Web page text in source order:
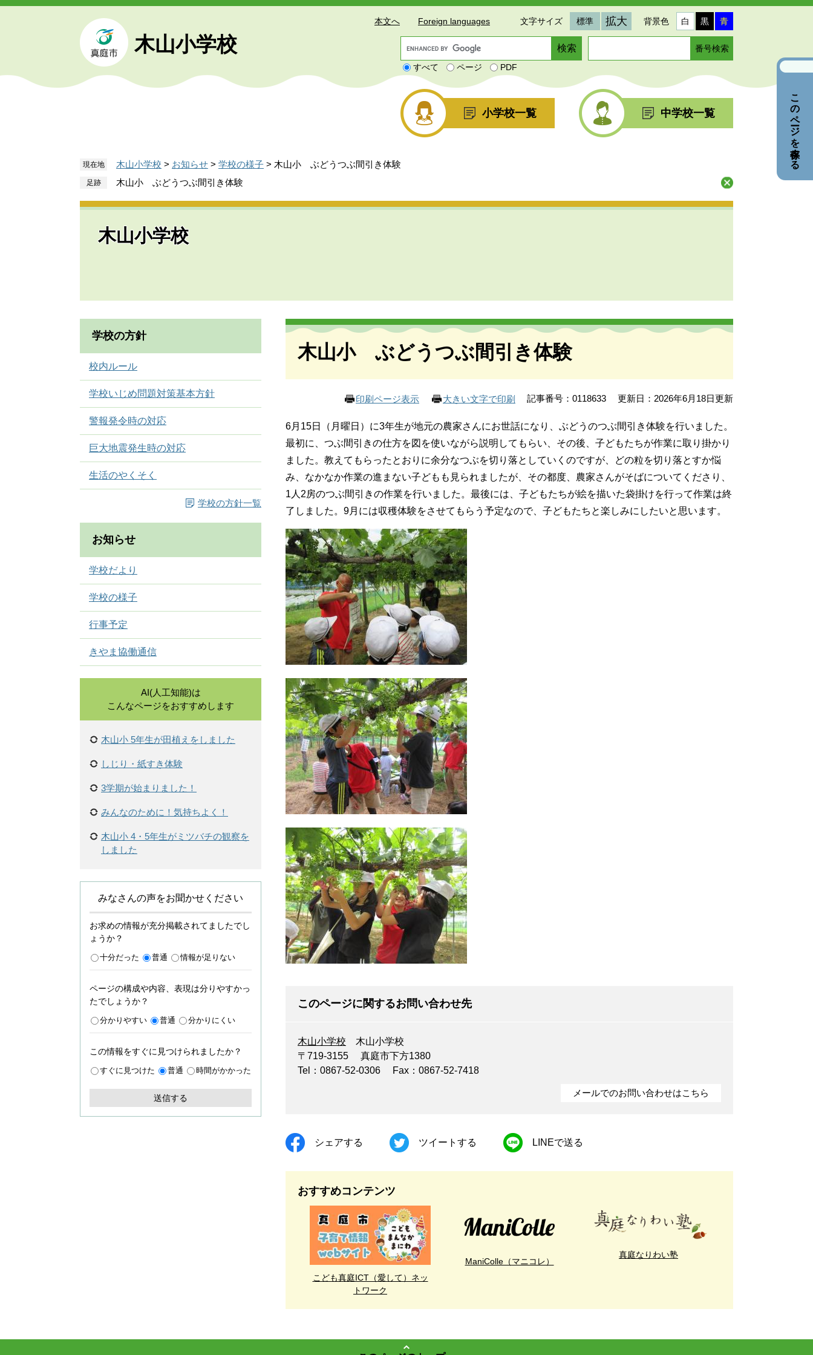
ペ
メ
木山小学校
本文へ Foreign languages 文字サイズ 標準 拡大 背景色 白 黒 青
o
e
カ
ス
すべて ページ PDF
番
号
入
力
小学校一覧 中学校一覧
現在地 木山小学校 > お知らせ > 学校の様子 > 木山小 ぶどうつぶ間引き体験
木山小 ぶどうつぶ間引き体験
木山小学校
本
木山小 ぶどうつぶ間引き体験
印刷ページ表示 大きい文字で印刷 記事番号：0118633 更新日：2026年6月18日更新
6月15日（月曜日）に3年生が地元の農家さんにお世話になり、ぶどうのつぶ間引き体験を行いました。
最初に、つぶ間引きの仕方を図を使いながら説明してもらい、その後、子どもたちが作業に取り掛かり
ました。教えてもらったとおりに余分なつぶを切り落としていくのですが、どの粒を切り落とすか悩
み、なかなか作業の進まない子どもも見られましたが、その都度、農家さんがそばについてくださり、
1人2房のつぶ間引きの作業を行いました。最後には、子どもたちが絵を描いた袋掛けを行って作業は終
了しました。9月には収穫体験をさせてもらう予定なので、子どもたちと楽しみにしたいと思います。
このページに関するお問い合わせ先
木山小学校
木山小学校
〒719-3155
真庭市下方1380
Tel：0867-52-0306
Fax：0867-52-7418
メールでのお問い合わせはこちら
シェアする ツイートする LINEで送る
おすすめコンテンツ
こども真庭ICT（愛して）ネッ
トワーク
ManiColle（マニコレ）
真庭なりわい塾
学校の方針
校内ルール
学校いじめ問題対策基本方針
警報発令時の対応
巨大地震発生時の対応
生活のやくそく
学校の方針一覧
お知らせ
学校だより
学校の様子
行事予定
きやま協働通信
AI(人工知能)は
こんなページをおすすめします
木山小 5年生が田植えをしました
しじり・紙すき体験
3学期が始まりました！
みんなのために！気持ちよく！
木山小 4・5年生がミツバチの観察を
しました
みなさんの声をお聞かせください
お求めの情報が充分掲載されてましたでし
ょうか？
十分だった 普通 情報が足りない
ページの構成や内容、表現は分りやすかっ
たでしょうか？
分かりやすい 普通 分かりにくい
この情報をすぐに見つけられましたか？
すぐに見つけた 普通 時間がかかった
このページを保存する